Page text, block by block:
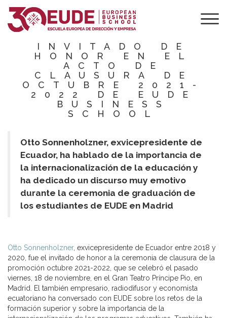
EL
INVITADO DE
HONOR EN EL
ACTO DE
CLAUSURA DE
OCTUBRE 2021-
2022 DE EUDE
BUSINESS
SCHOOL
Otto Sonnenholzner, exvicepresidente de
Ecuador, ha hablado de la importancia de
la internacionalización de la educación y
ha dedicado un discurso muy emotivo
durante la ceremonia de graduación de
los estudiantes de EUDE en Madrid
Otto Sonnenholzner, exvicepresidente de Ecuador entre 2018 y
2020, fue el invitado de honor a la ceremonia de clausura de la
promoción octubre 2021-2022, que se celebró el pasado
viernes, 18 de noviembre, en el Gran Teatro Príncipe Pio, en
Madrid. El también empresario, radiodifusor y economista
ecuatoriano ha conversado con EUDE sobre los retos de la
formación superior y sobre la importancia de la